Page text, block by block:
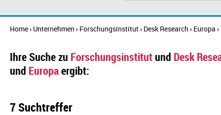
Home› Unternehmen › Forschungsinstitut› Desk Research › Europa ›
Ihre Suche zu Forschungsinstitutund Desk
und Europaergibt:
7 Suchtreffer